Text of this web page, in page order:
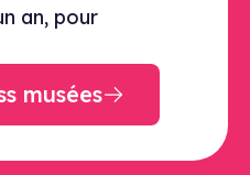
an, pour
musées